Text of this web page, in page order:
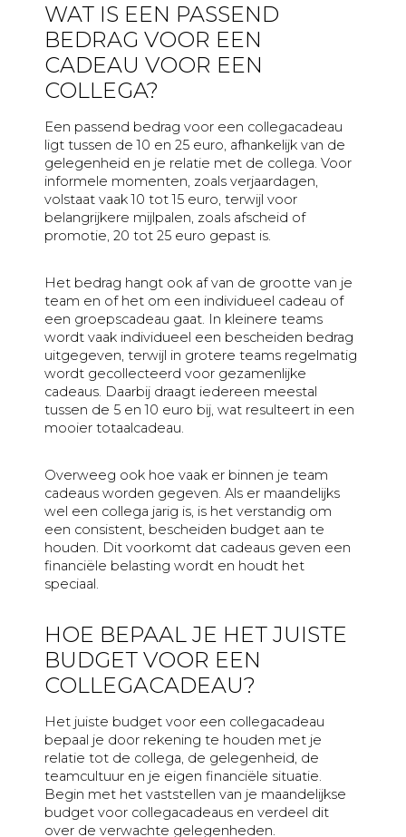
WAT IS EEN PASSEND
BEDRAG VOOR EEN
CADEAU VOOR EEN
COLLEGA?
Een passend bedrag voor een collegacadeau
ligt tussen de 10 en 25 euro, afhankelijk van de
gelegenheid en je relatie met de collega. Voor
informele momenten, zoals verjaardagen,
volstaat vaak 10 tot 15 euro, terwijl voor
belangrijkere mijlpalen, zoals afscheid of
promotie, 20 tot 25 euro gepast is.
Het bedrag hangt ook af van de grootte van je
team en of het om een individueel cadeau of
een groepscadeau gaat. In kleinere teams
wordt vaak individueel een bescheiden bedrag
uitgegeven, terwijl in grotere teams regelmatig
wordt gecollecteerd voor gezamenlijke
cadeaus. Daarbij draagt iedereen meestal
tussen de 5 en 10 euro bij, wat resulteert in een
mooier totaalcadeau.
Overweeg ook hoe vaak er binnen je team
cadeaus worden gegeven. Als er maandelijks
wel een collega jarig is, is het verstandig om
een consistent, bescheiden budget aan te
houden. Dit voorkomt dat cadeaus geven een
financiële belasting wordt en houdt het
speciaal.
HOE BEPAAL JE HET JUISTE
BUDGET VOOR EEN
COLLEGACADEAU?
Het juiste budget voor een collegacadeau
bepaal je door rekening te houden met je
relatie tot de collega, de gelegenheid, de
teamcultuur en je eigen financiële situatie.
Begin met het vaststellen van je maandelijkse
budget voor collegacadeaus en verdeel dit
over de verwachte gelegenheden.